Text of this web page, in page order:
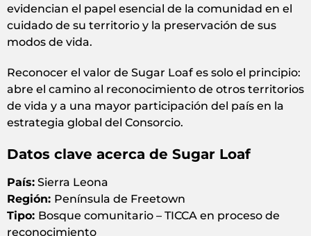
evidencian el papel esencial de la comunidad en el
cuidado de su territorio y la preservación de sus
modos de vida.
Reconocer el valor de Sugar Loaf es solo el principio:
abre el camino al reconocimiento de otros territorios
de vida y a una mayor participación del país en la
estrategia global del Consorcio.
Datos clave acerca de Sugar Loaf
País: Sierra Leona
Región: Península de Freetown
Tipo: Bosque comunitario – TICCA en proceso de
reconocimiento